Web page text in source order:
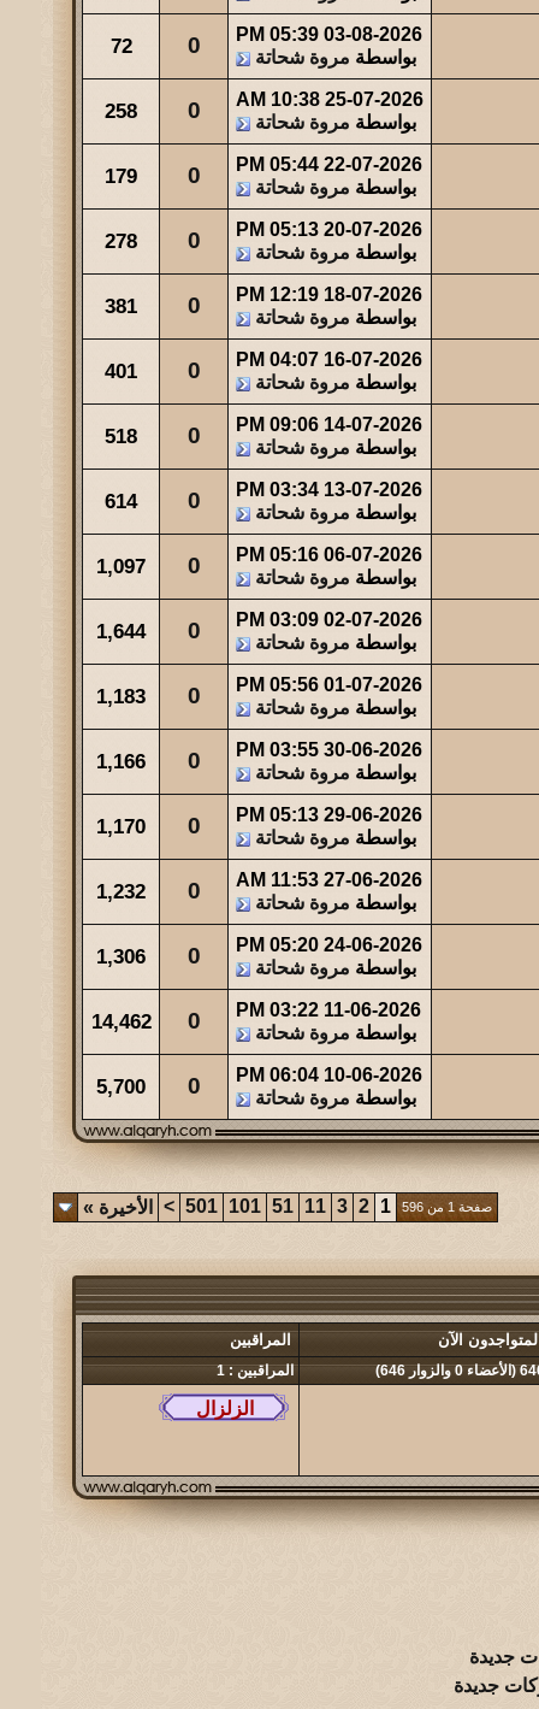
المشاهدات آخر مشاركة
34434 آخر رد:
المشاهدات آخر مشاركة
49
44011 آخر رد:والله حالة ...
المشاهدات آخر مشاركة
47539 آخر رد:عبدالله بن مفرح
03-08-2026
05:39 PM
بواسطة مروة شحاتة 0
72
25-07-2026
10:38 AM
بواسطة مروة شحاتة 0
258
22-07-2026
05:44 PM
بواسطة مروة شحاتة 0
179
20-07-2026
05:13 PM
بواسطة مروة شحاتة 0
278
18-07-2026
12:19 PM
بواسطة مروة شحاتة 0
381
16-07-2026
04:07 PM
بواسطة مروة شحاتة 0
401
14-07-2026
09:06 PM
بواسطة مروة شحاتة 0
518
13-07-2026
03:34 PM
بواسطة مروة شحاتة 0
614
06-07-2026
05:16 PM
بواسطة مروة شحاتة 0
1,097
02-07-2026
03:09 PM
بواسطة مروة شحاتة 0
1,644
01-07-2026
05:56 PM
بواسطة مروة شحاتة 0
1,183
30-06-2026
03:55 PM
بواسطة مروة شحاتة 0
1,166
29-06-2026
05:13 PM
بواسطة مروة شحاتة 0
1,170
27-06-2026
11:53 AM
بواسطة مروة شحاتة 0
1,232
24-06-2026
05:20 PM
بواسطة مروة شحاتة 0
1,306
11-06-2026
03:22 PM
بواسطة مروة شحاتة 0
14,462
10-06-2026
06:04 PM
بواسطة مروة شحاتة 0
5,700
صفحة 1 من 596 1
2
3
11
51
101
501
> الأخيرة »
الآن المراقبين
0 والزوار 646) المراقبين : 1
جديدة
جديدة